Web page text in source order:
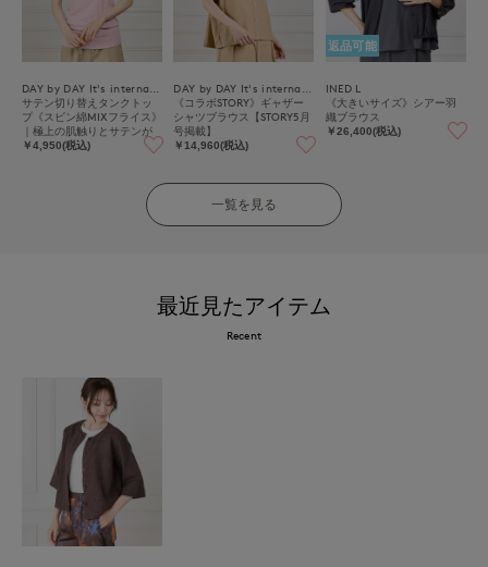
サテン切り替えタンクトッ
プ《スビン綿MIXフライス》
｜極上の肌触りとサテンが
映える上品インナー
￥4,950(税込)
《コラボSTORY》ギャザー
シャツブラウス【STORY5月
号掲載】
￥14,960(税込)
返品可能
INED L
《大きいサイズ》シアー羽
織ブラウス
￥26,400(税込)
一覧を見る
最近見たアイテム
Recent